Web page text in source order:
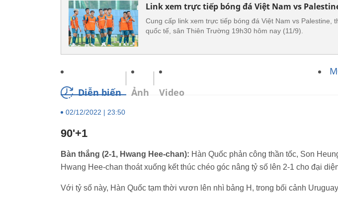
Link xem trực tiếp bóng đá Việt Nam vs
Cung cấp link xem trực tiếp bóng đá Việt Nam vs Palestine,
quốc tế, sân Thiên Trường 19h30 hôm nay (11/9).
Diễn biến Ảnh Video
02/12/2022 | 23:50
90'+1
Bàn thắng (2-1, Hwang Hee-chan): Hàn Quốc phản công thần tốc, Son
Hwang Hee-chan thoát xuống kết thúc chéo góc nâng tỷ số lên 2-1 cho đại
Với tỷ số này, Hàn Quốc tạm thời vươn lên nhì bảng H, trong bối cảnh